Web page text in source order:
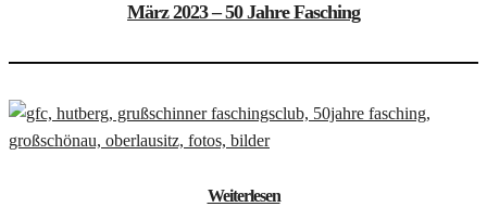
März 2023 – 50 Jahre Fasching
Weiterlesen